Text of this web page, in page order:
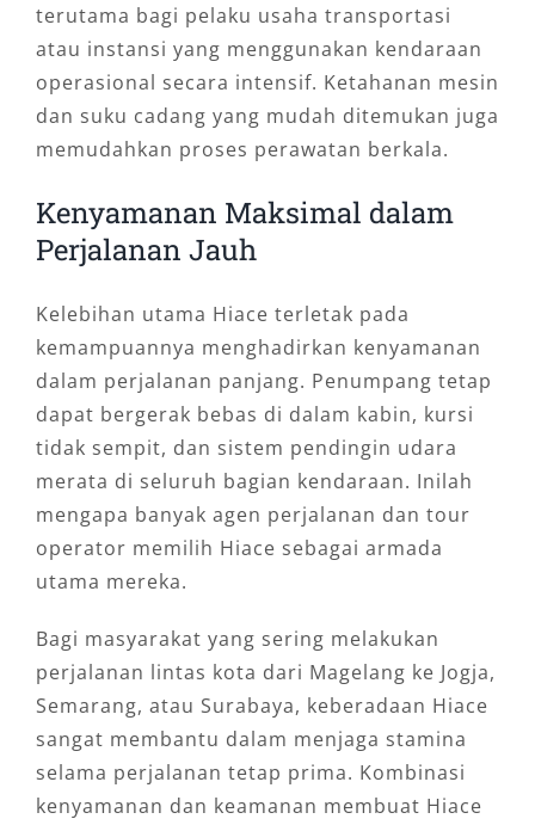
terutama bagi pelaku usaha transportasi
atau instansi yang menggunakan kendaraan
operasional secara intensif. Ketahanan mesin
dan suku cadang yang mudah ditemukan juga
memudahkan proses perawatan berkala.
Kenyamanan Maksimal dalam
Perjalanan Jauh
Kelebihan utama Hiace terletak pada
kemampuannya menghadirkan kenyamanan
dalam perjalanan panjang. Penumpang tetap
dapat bergerak bebas di dalam kabin, kursi
tidak sempit, dan sistem pendingin udara
merata di seluruh bagian kendaraan. Inilah
mengapa banyak agen perjalanan dan tour
operator memilih Hiace sebagai armada
utama mereka.
Bagi masyarakat yang sering melakukan
perjalanan lintas kota dari Magelang ke Jogja,
Semarang, atau Surabaya, keberadaan Hiace
sangat membantu dalam menjaga stamina
selama perjalanan tetap prima. Kombinasi
kenyamanan dan keamanan membuat Hiace